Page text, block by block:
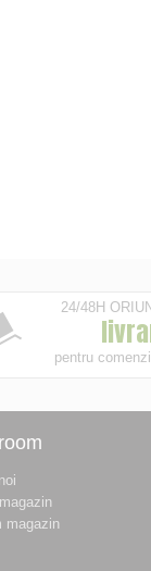
24/48H
pentru
magazin